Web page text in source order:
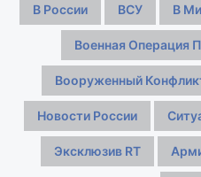
В России ВСУ В
Военная Операция
Вооруженный
Новости России
Эксклюзив RT